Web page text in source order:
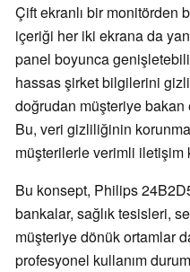
Çift ekranlı bir monitörden
içeriği her iki ekrana da
panel boyunca
hassas şirket bilgilerini
doğrudan müşteriye bakan
Bu, veri gizliliğinin
müşterilerle verimli iletişim
Bu konsept, Philips
bankalar, sağlık tesisleri,
müşteriye dönük ortamlar
profesyonel kullanım